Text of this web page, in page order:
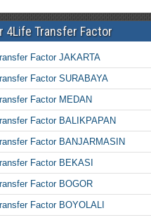
4Life Transfer Factor
Factor JAKARTA
Factor SURABAYA
Factor MEDAN
Factor BALIKPAPAN
Factor BANJARMASIN
Factor BEKASI
Factor BOGOR
Factor BOYOLALI